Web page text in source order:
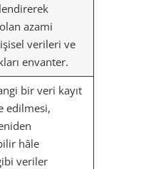
azami
verileri ve
envanter.
bir veri kayıt
edilmesi,
hâle
veriler